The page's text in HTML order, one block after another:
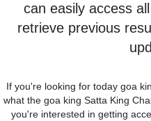
can easily access
retrieve previous
If you're looking for today goa
what the goa king Satta King
you're interested in getting